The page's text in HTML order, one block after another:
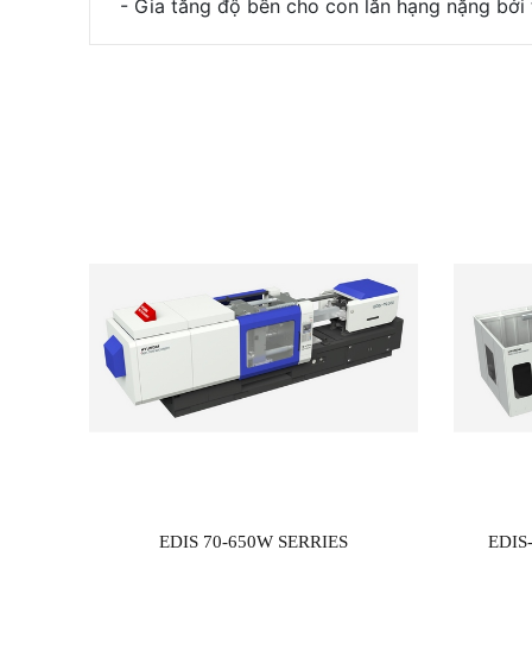
- Gia tăng độ bền cho con lăn hạng nặng bởi
EDIS 70-650W SERRIES